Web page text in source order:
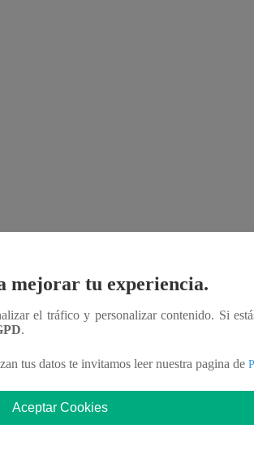
mejorar tu experiencia.
el tráfico y personalizar contenido. Si
.
tus datos te invitamos leer nuestra pagina de
Aceptar Cookies